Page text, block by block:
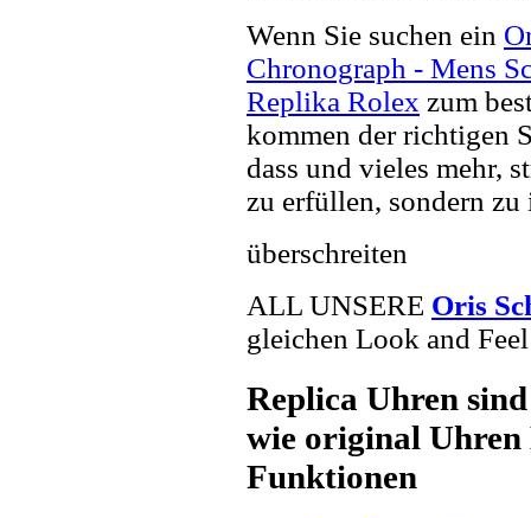
Wenn Sie suchen ein
Chronograph - Mens
Replika Rolex zum
kommen der richtigen
dass und vieles mehr,
zu erfüllen, sondern zu
überschreiten
ALL UNSERE Oris
gleichen Look and
Replica Uhren
wie original Uhren
Funktionen